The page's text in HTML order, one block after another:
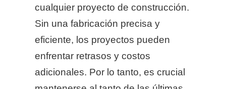
cualquier proyecto de construcción.
Sin una fabricación precisa y
eficiente, los proyectos pueden
enfrentar retrasos y costos
adicionales. Por lo tanto, es crucial